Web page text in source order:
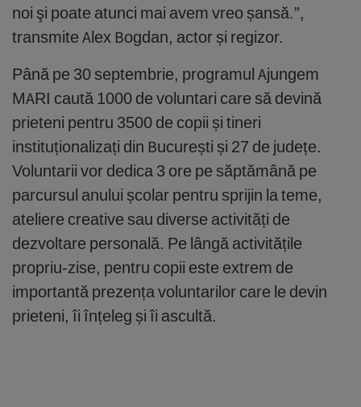
noi şi poate atunci mai avem vreo șansă.”,
transmite Alex Bogdan, actor și regizor.
Până pe 30 septembrie, programul Ajungem
MARI caută 1000 de voluntari care să devină
prieteni pentru 3500 de copii și tineri
instituționalizați din București și 27 de județe.
Voluntarii vor dedica 3 ore pe săptămână pe
parcursul anului școlar pentru sprijin la teme,
ateliere creative sau diverse activități de
dezvoltare personală. Pe lângă activitățile
propriu-zise, pentru copii este extrem de
importantă prezența voluntarilor care le devin
prieteni, îi înțeleg și îi ascultă.